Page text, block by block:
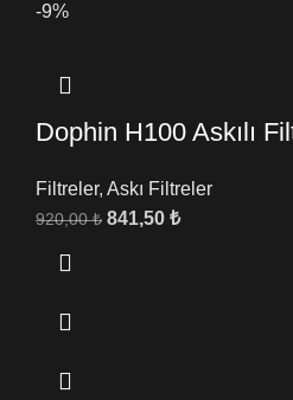
-9%
Dophin H100 Askılı
Filtreler, Askı Filtreler
920,00₺ 841,50 ₺